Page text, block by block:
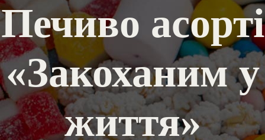
Печиво асорті
«Закоханим у
життя»
ЧАЙ В МЕТАЛЕВІЙ БАНЦІ
ФІРМОВА КАВА
CОЛОДОЩІ
ПОДАРУНКОВІ ЖЕРСТЯНІ БАНКИ